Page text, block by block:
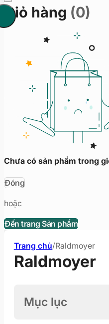
Giỏ hàng (0)
Chưa có sản phẩm trong
Đóng
hoặc
Đến trang Sản phẩm
Trang chủ/Raldmoyer
Raldmoyer
Mục lục